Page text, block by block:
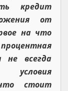
кредит
от
на что
не всегда
стоит